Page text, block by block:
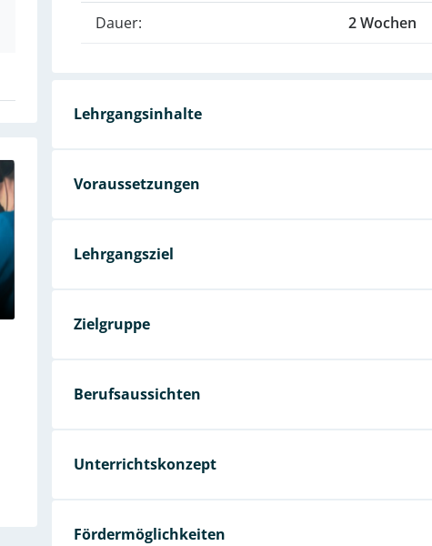
Dauer: 2 Wochen
Lehrgangsinhalte
Voraussetzungen
Lehrgangsziel
Zielgruppe
Berufsaussichten
Unterrichtskonzept
Fördermöglichkeiten